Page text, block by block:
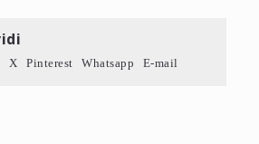
X Pinterest Whatsapp E-mail